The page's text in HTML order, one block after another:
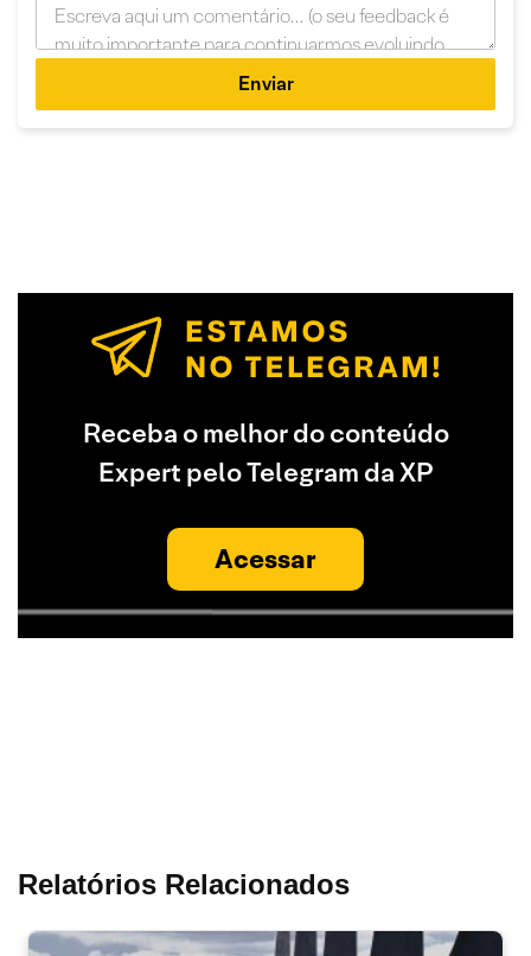
Enviar
Receba o melhor do conteúdo
Expert pelo Telegram da XP
Acessar
Relatórios Relacionados